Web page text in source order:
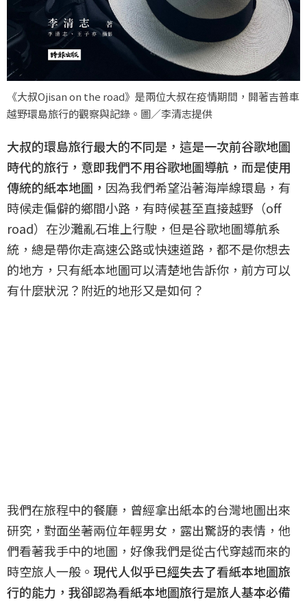
《大叔Ojisan on the road》是兩位大叔在疫情期間，開著吉普車
越野環島旅行的觀察與記錄。圖／李清志提供
大叔的環島旅行最大的不同是，這是一次前谷歌地圖
時代的旅行，意即我們不用谷歌地圖導航，而是使用
傳統的紙本地圖， 因為我們希望沿著海岸線環島，有
時候走偏僻的鄉間小路，有時候甚至直接越野（off
road）在沙灘亂石堆上行駛，但是谷歌地圖導航系
統，總是帶你走高速公路或快速道路，都不是你想去
的地方，只有紙本地圖可以清楚地告訴你，前方可以
有什麼狀況？附近的地形又是如何？
我們在旅程中的餐廳，曾經拿出紙本的台灣地圖出來
研究，對面坐著兩位年輕男女，露出驚訝的表情，他
們看著我手中的地圖，好像我們是從古代穿越而來的
時空旅人一般。 現代人似乎已經失去了看紙本地圖旅
行的能力，我卻認為看紙本地圖旅行是旅人基本必備